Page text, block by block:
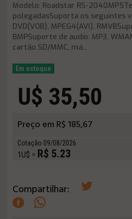
Modelo: Roadstar RS-
polegadasSuporta os seguintes
DVD(VOB), MPEG4(AVI),
BMPSuporte de audio: MP3,
cartão SD/MMC, má...
Em estoque
U$ 35,50
Preço em R$ 185,67
Cotação 09/08/2026
1U$ = R$ 5.23
Compartilhar: